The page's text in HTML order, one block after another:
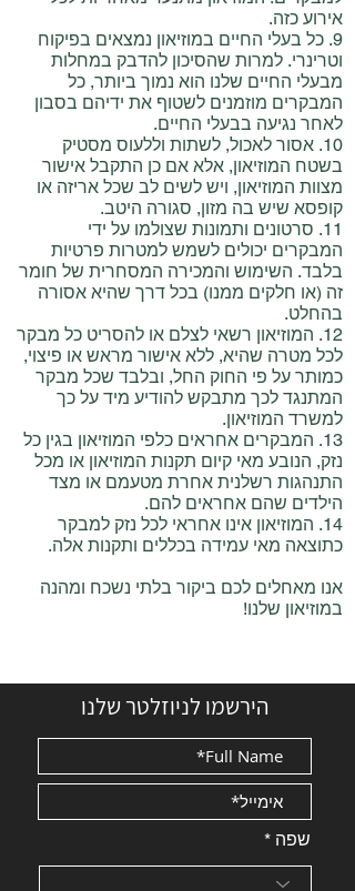
אירוע כזה.
9. כל בעלי החיים במוזיאון נמצאים בפיקוח
וטרינרי. למרות שהסיכון להדבק במחלות
מבעלי החיים שלנו הוא נמוך ביותר, כל
המבקרים מוזמנים לשטוף את ידיהם בסבון
לאחר נגיעה בבעלי החיים.
10. אסור לאכול, לשתות וללעוס מסטיק
בשטח המוזיאון, אלא אם כן התקבל אישור
מצוות המוזיאון, ויש לשים לב שכל אריזה או
קופסא שיש בה מזון, סגורה היטב.
11. סרטונים ותמונות שצולמו על ידי
המבקרים יכולים לשמש למטרות פרטיות
בלבד. השימוש והמכירה המסחרית של חומר
זה (או חלקים ממנו) בכל דרך שהיא אסורה
בהחלט.
12. המוזיאון רשאי לצלם או להסריט כל מבקר
לכל מטרה שהיא, ללא אישור מראש או פיצוי,
כמותר על פי החוק החל, ובלבד שכל מבקר
המתנגד לכך מתבקש להודיע ​​מיד על כך
למשרד המוזיאון.
13. המבקרים אחראים כלפי המוזיאון בגין כל
נזק, הנובע מאי קיום תקנות המוזיאון או מכל
התנהגות רשלנית אחרת מטעמם או מצד
הילדים שהם אחראים להם.
14. המוזיאון אינו אחראי לכל נזק למבקר
כתוצאה מאי עמידה בכללים ותקנות אלה.
אנו מאחלים לכם ביקור בלתי נשכח ומהנה
במוזיאון שלנו!
הירשמו לניוזלטר שלנו
שפה